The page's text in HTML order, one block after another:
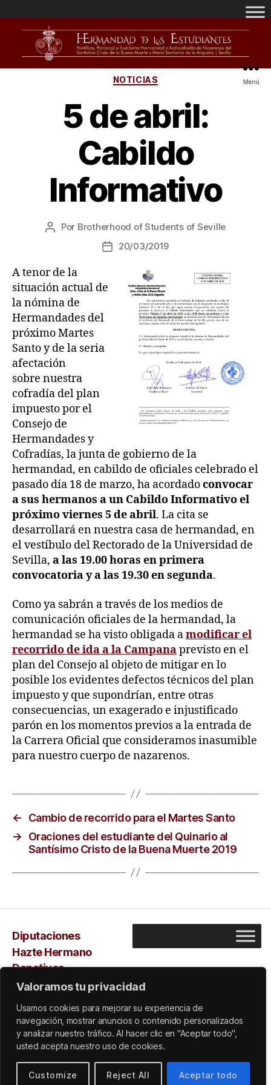
Valoramos tu privacidad
Usamos cookies para mejorar su experiencia de
navegación, mostrar anuncios o contenido personalizados
y analizar nuestro tráfico. Al hacer clic en "Aceptar todo",
usted acepta nuestro uso de cookies.
Customize Reject All Aceptar todo
Menú
NOTICIAS
5 de abril:
Cabildo
Informativo
Por Brotherhood of Students of Seville
20/03/2019
A tenor de la
situación actual de
la nómina de
Hermandades del
próximo Martes
Santo y de la seria
afectación
sobre nuestra
cofradía del plan
impuesto por el
Consejo de
Hermandades y
Cofradías, la junta de gobierno de la
hermandad, en cabildo de oficiales celebrado el
pasado día 18 de marzo, ha acordadoconvocar
a sus hermanos a un Cabildo Informativo el
próximo viernes 5 de abril. La cita se
desarrollará en nuestra casa de hermandad, en
el vestíbulo del Rectorado de la Universidad de
Sevilla, a las 19.00 horas en primera
convocatoria y a las 19.30 en segunda.
Como ya sabrán a través de los medios de
comunicación oficiales de la hermandad, la
hermandad se ha visto obligada amodificar el
recorrido de ida a la Campanaprevisto en el
plan del Consejo al objeto de mitigar en lo
posible los evidentes defectos técnicos del plan
impuesto y que supondrían, entre otras
consecuencias, un exagerado e injustificado
parón en los momentos previos a la entrada de
la Carrera Oficial que consideramos inasumible
para nuestro cuerpo de nazarenos.
←
Cambio de recorrido para el Martes Santo
→
Oraciones del estudiante del Quinario al
Santísimo Cristo de la Buena Muerte 2019
Diputaciones
Hazte Hermano
Donativos
Capilla
© 2026 Subir